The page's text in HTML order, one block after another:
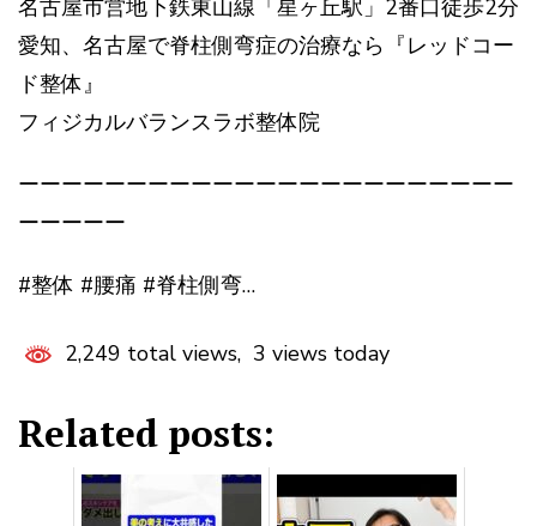
名古屋市営地下鉄東山線「星ヶ丘駅」2番口徒歩2分
愛知、名古屋で脊柱側弯症の治療なら『レッドコー
ド整体』
フィジカルバランスラボ整体院
ーーーーーーーーーーーーーーーーーーーーーーー
ーーーーー
#整体 #腰痛 #脊柱側弯…
2,249 total views, 3 views today
Related posts: